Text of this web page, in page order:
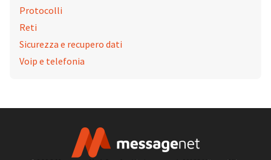
Protocolli
Reti
Sicurezza e recupero dati
Voip e telefonia